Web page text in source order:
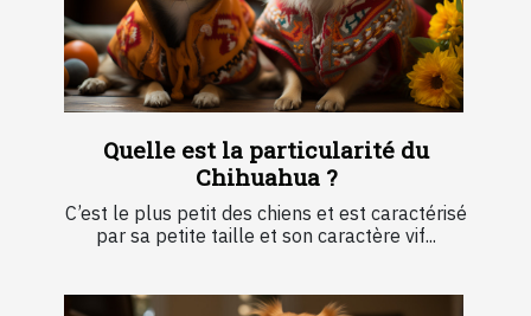
Quelle est la particularité du
Chihuahua ?
C’est le plus petit des chiens et est caractérisé
par sa petite taille et son caractère vif...